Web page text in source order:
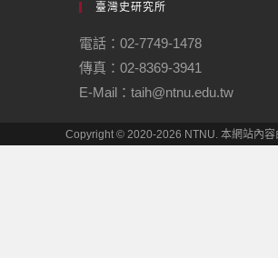
臺灣史研究所
電話：02-7749-1478
傳真：02-8369-3941
E-Mail：taih@ntnu.edu.tw
Copyright © 2020-2026 NTNU. 本網站內容